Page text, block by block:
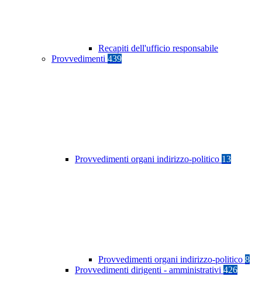
Recapiti dell'ufficio responsabile
Provvedimenti 439
Provvedimenti organi indirizzo-politico 13
Provvedimenti organi indirizzo-politico 8
Provvedimenti dirigenti - amministrativi 426